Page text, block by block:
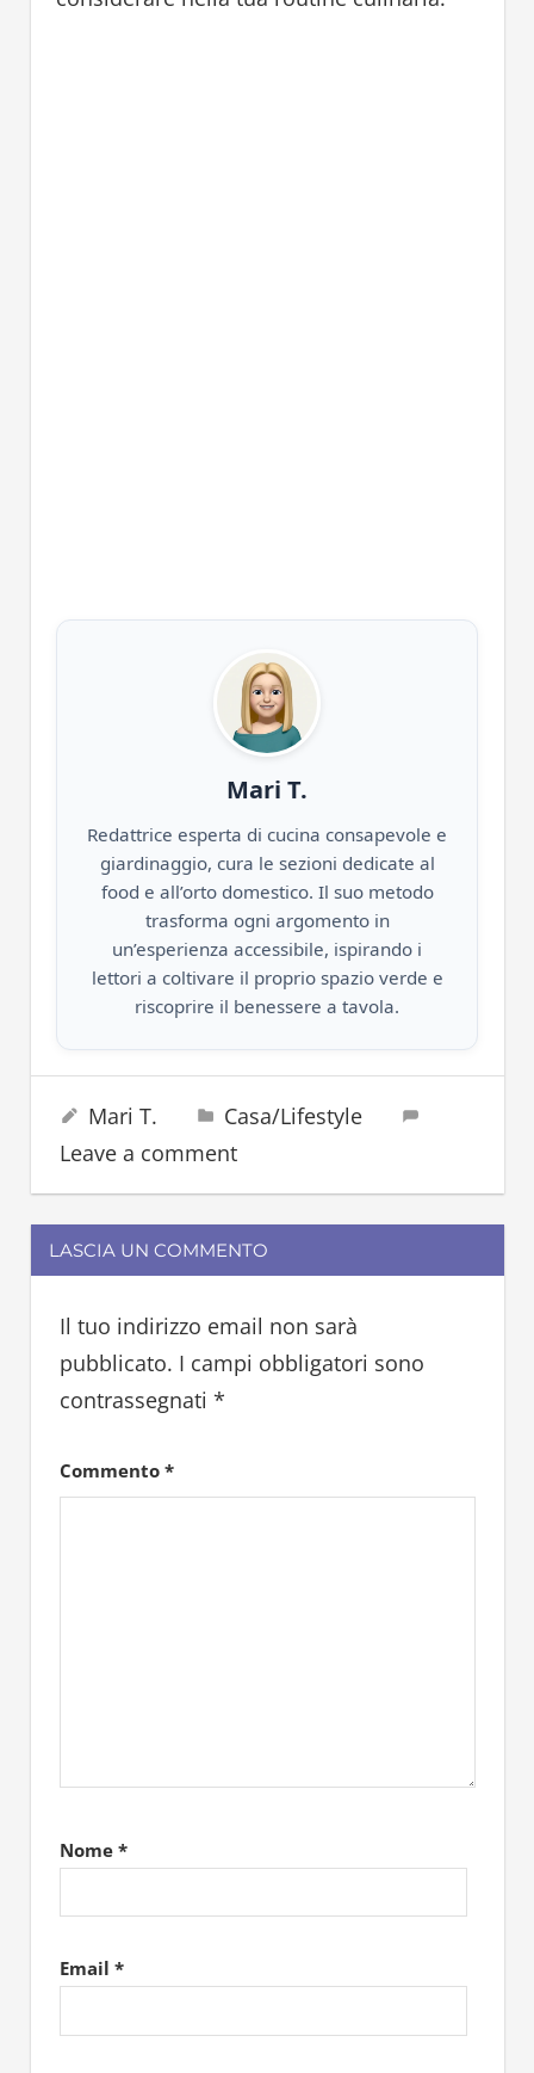
Mari T.
Redattrice esperta di cucina consapevole e
giardinaggio, cura le sezioni dedicate al
food e all’orto domestico. Il suo metodo
trasforma ogni argomento in
un’esperienza accessibile, ispirando i
lettori a coltivare il proprio spazio verde e
riscoprire il benessere a tavola.
cucina
cucinare
dieta
vapore
31 Luglio 2025
Mari T.
Casa/Lifestyle
Leave a comment
LASCIA UN COMMENTO
Il tuo indirizzo email non sarà
pubblicato. I campi obbligatori sono
contrassegnati *
Commento *
Nome *
Email *